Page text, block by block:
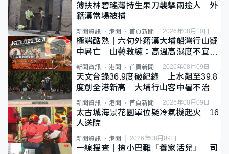
薄扶林碧瑤灣持生果刀襲擊兩途人 外
籍漢當場被捕
新聞資訊 港聞 首頁新聞 2026年08月10日
極端酷熱｜六旬外籍漢大埔船灣行山疑
中暑亡 山藝教練：高溫高濕度不宜遠
足
新聞資訊 港聞 首頁新聞 2026年08月09日
天文台錄36.9度破紀錄 上水飆至39.8
度創全港新高 大埔行山客中暑不治
新聞資訊 港聞 首頁新聞 2026年08月09日
太古城海景花園單位疑冷氣機起火 16
人送院
新聞資訊 港聞 2026年08月09日
一線搜查｜揸小巴難「養家活兒」 司